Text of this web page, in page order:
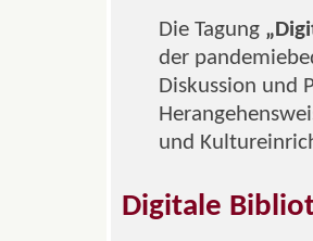
Die Tagung
der
Diskussion und
und
Digitale